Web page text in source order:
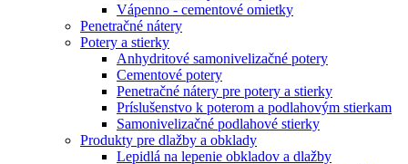
Vápenno - cementové omietky
Penetračné nátery
Potery a stierky
Anhydritové samonivelizačné potery
Cementové potery
Penetračné nátery pre potery a stierky
Príslušenstvo k poterom a podlahovým stierkam
Samonivelizačné podlahové stierky
Produkty pre dlažby a obklady
Lepidlá na lepenie obkladov a dlažby